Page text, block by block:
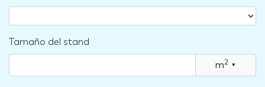
Tamaño del stand
m2 ▾